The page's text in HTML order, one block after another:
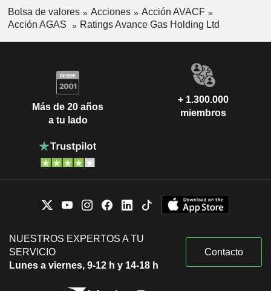
Bolsa de valores Acciones
Acción AVACF
Acción AGAS
Ratings Avance Gas Holding Ltd
Más de 20 años
a tu lado
+ 1.300.000
miembros
NUESTROS EXPERTOS A TU
SERVICIO
Lunes a viernes, 9-12 h y 14-18 h
Contacto